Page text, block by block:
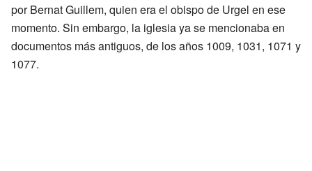
por Bernat Guillem, quien era el obispo de Urgel en ese
momento. Sin embargo, la iglesia ya se mencionaba en
documentos más antiguos, de los años 1009, 1031, 1071 y
1077.